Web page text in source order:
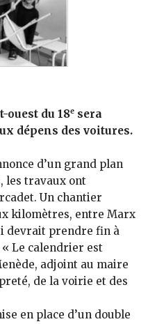
ouest du 18e sera
dépens des voitures.
d’un grand plan
les travaux ont
Un chantier
kilomètres, entre Marx
devrait prendre fin à
« Le calendrier est
adjoint au maire
de la voirie et des
en place d’un double